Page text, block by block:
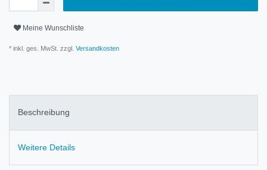
Meine Wunschliste
* inkl. ges. MwSt. zzgl. Versandkosten
Beschreibung
Weitere Details